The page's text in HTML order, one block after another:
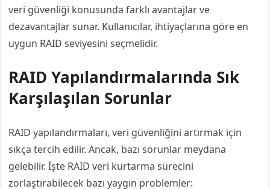
veri güvenliği konusunda farklı avantajlar ve
dezavantajlar sunar. Kullanıcılar, ihtiyaçlarına göre en
uygun RAID seviyesini seçmelidir.
RAID Yapılandırmalarında Sık
Karşılaşılan Sorunlar
RAID yapılandırmaları, veri güvenliğini artırmak için
sıkça tercih edilir. Ancak, bazı sorunlar meydana
gelebilir. İşte RAID veri kurtarma sürecini
zorlaştırabilecek bazı yaygın problemler: